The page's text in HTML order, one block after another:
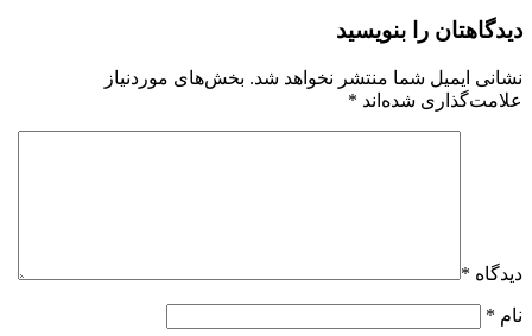
دیدگاهتان را بنویسید
نشانی ایمیل شما منتشر نخواهد شد. بخش‌های موردنیاز
علامت‌گذاری شده‌اند *
دیدگاه *
نام *